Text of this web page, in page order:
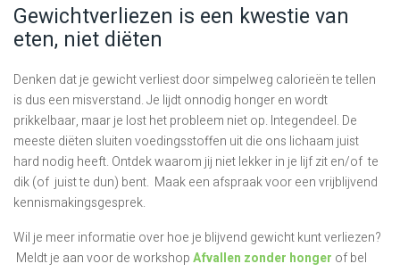
Gewichtverliezen is een kwestie van
eten, niet diëten
Denken dat je gewicht verliest door simpelweg calorieën te tellen
is dus een misverstand. Je lijdt onnodig honger en wordt
prikkelbaar, maar je lost het probleem niet op. Integendeel. De
meeste diëten sluiten voedingsstoffen uit die ons lichaam juist
hard nodig heeft. Ontdek waarom jij niet lekker in je lijf zit en/of te
dik (of juist te dun) bent. Maak een afspraak voor een vrijblijvend
kennismakingsgesprek.
Wil je meer informatie over hoe je blijvend gewicht kunt verliezen?
Meldt je aan voor de workshopAfvallen zonder honger of bel